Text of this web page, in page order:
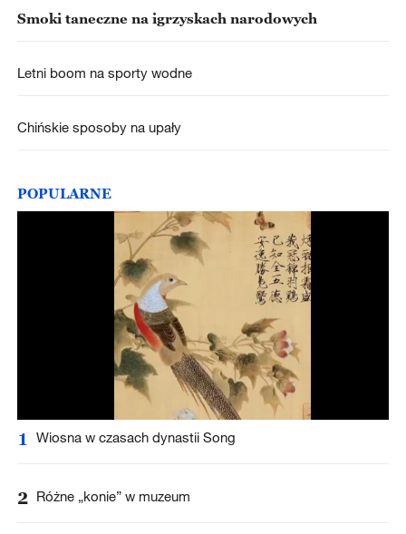
Smoki taneczne na igrzyskach narodowych
Letni boom na sporty wodne
Chińskie sposoby na upały
POPULARNE
1 Wiosna w czasach dynastii Song
2 Różne „konie” w muzeum